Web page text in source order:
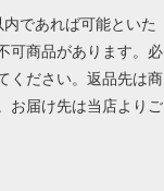
であれば可能といた
可商品があります。必
ください。返品先は商
お届け先は当店よりご